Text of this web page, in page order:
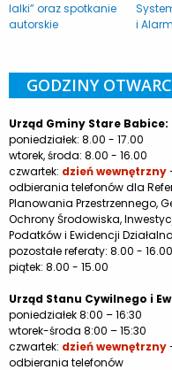
lalki” oraz spotkanie
autorskie
i
GODZINY
Urząd Gminy Stare Babice:
poniedziałek: 8.00 - 17.00
wtorek, środa: 8.00 - 16.00
czwartek: dzień wewnętrzny
odbierania telefonów dla
Planowania Przestrzennego,
Ochrony Środowiska,
Podatków i Ewidencji
pozostałe referaty: 8.00 - 16.00
piątek: 8.00 - 15.00
Urząd Stanu Cywilnego i
poniedziałek 8:00 – 16:30
wtorek-środa 8:00 – 15:30
czwartek: dzień wewnętrzny
odbierania telefonów